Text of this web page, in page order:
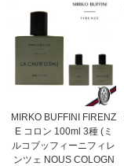
MIRKO BUFFINI FIRENZ
E コロン 100ml 3種 (ミ
ルコブッフィーニフィレ
ンツェ NOUS COLOGN